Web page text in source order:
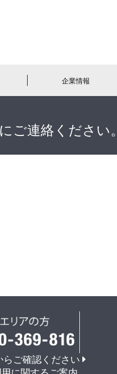
企業情報
ご連絡ください。
らご確認ください